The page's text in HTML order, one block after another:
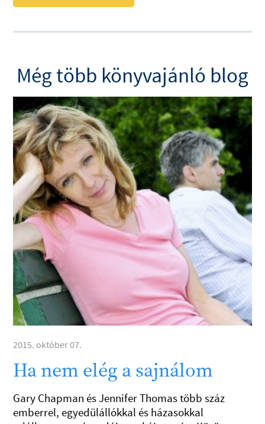
Még több könyvajánló blog
2015. október 07.
Ha nem elég a sajnálom
Gary Chapman és Jennifer Thomas több száz
emberrel, egyedülállókkal és házasokkal